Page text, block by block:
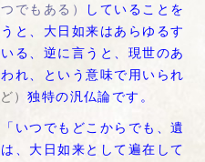
でもある）
していることを
と、大日如来はあらゆるす
る、逆に言うと、現世のあ
れ、という意味で用いられ
）独特の汎仏論です。
いつでもどこからでも、遺
、大日如来として遍在して